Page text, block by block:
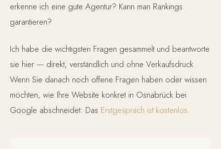
erkenne ich eine gute Agentur? Kann man Rankings
garantieren?
Ich habe die wichtigsten Fragen gesammelt und beantworte
sie hier — direkt, verständlich und ohne Verkaufsdruck.
Wenn Sie danach noch offene Fragen haben oder wissen
möchten, wie Ihre Website konkret in Osnabrück bei
Google abschneidet: Das Erstgespräch ist kostenlos.